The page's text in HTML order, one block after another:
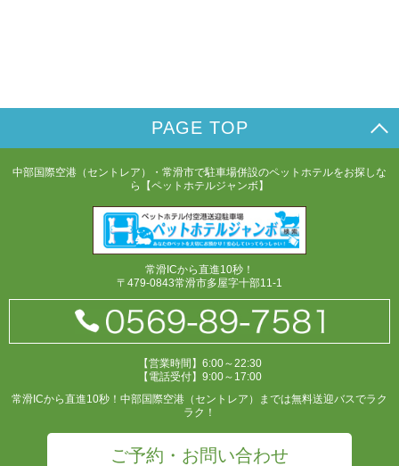
PAGE TOP
中部国際空港（セントレア）・常滑市で駐車場併設のペットホテルをお探しな
ら【ペットホテルジャンボ】
常滑ICから直進10秒！
〒479-0843常滑市多屋字十部11-1
【営業時間】6:00～22:30
【電話受付】9:00～17:00
常滑ICから直進10秒！中部国際空港（セントレア）までは無料送迎バスでラク
ラク！
ご予約・お問い合わせ